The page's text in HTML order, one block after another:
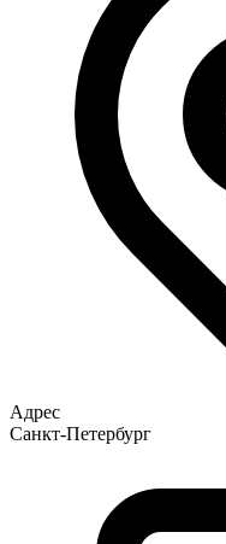
Адрес
Санкт-Петербург